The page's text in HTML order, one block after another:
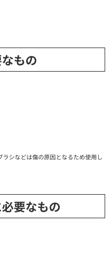
もの
シなどは傷の原因となるため使用し
要なもの